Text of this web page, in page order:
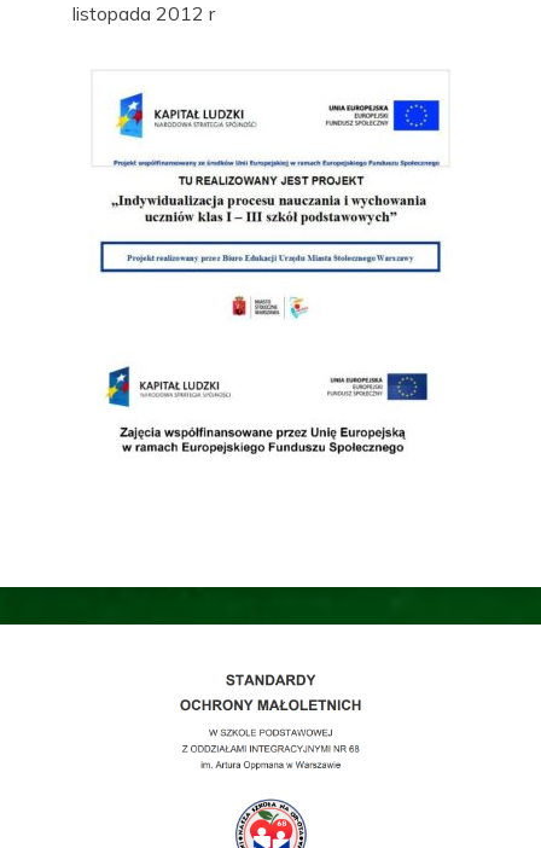
listopada 2012 r